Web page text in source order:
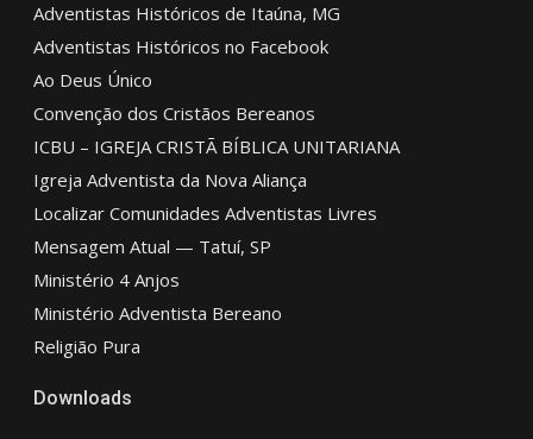
Adventistas Históricos de Itaúna, MG
Adventistas Históricos no Facebook
Ao Deus Único
Convenção dos Cristãos Bereanos
ICBU – IGREJA CRISTÃ BÍBLICA UNITARIANA
Igreja Adventista da Nova Aliança
Localizar Comunidades Adventistas Livres
Mensagem Atual — Tatuí, SP
Ministério 4 Anjos
Ministério Adventista Bereano
Religião Pura
Downloads